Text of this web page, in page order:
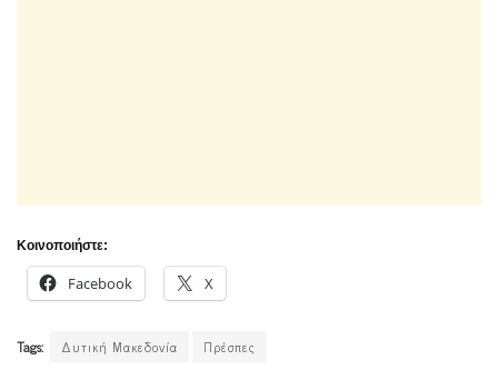
Κοινοποιήστε:
Facebook X
Tags: Δυτική Μακεδονία Πρέσπες